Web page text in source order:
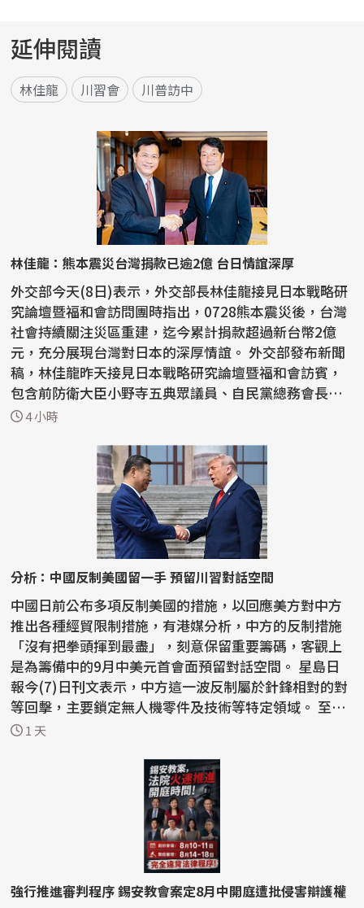
延伸閱讀
林佳龍 川習會 川普訪中
林佳龍：熊本震災台灣捐款已逾2億 台日情誼深厚
外交部今天(8日)表示，外交部長林佳龍接見日本戰略研
究論壇暨福和會訪問團時指出，0728熊本震災後，台灣
社會持續關注災區重建，迄今累計捐款超過新台幣2億
元，充分展現台灣對日本的深厚情誼。 外交部發布新聞
稿，林佳龍昨天接見日本戰略研究論壇暨福和會訪賓，
包含前防衛大臣小野寺五典眾議員、自民黨總務會長有
村...4 小時
分析：中國反制美國留一手 預留川習對話空間
中國日前公布多項反制美國的措施，以回應美方對中方
推出各種經貿限制措施，有港媒分析，中方的反制措施
「沒有把拳頭揮到最盡」，刻意保留重要籌碼，客觀上
是為籌備中的9月中美元首會面預留對話空間。 星島日
報今(7)日刊文表示，中方這一波反制屬於針鋒相對的對
等回擊，主要鎖定無人機零件及技術等特定領域。 至於
稀土...
1 天
強行推進審判程序 錫安教會案定8月中開庭遭批侵害辯護權